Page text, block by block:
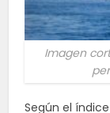
Imagen
Según el